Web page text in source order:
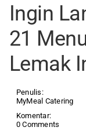
Articles & e-Books
Rewards
Company Profile
Ingin
21
Lemak
Penulis:
MyMeal Catering
Komentar:
0 Comments